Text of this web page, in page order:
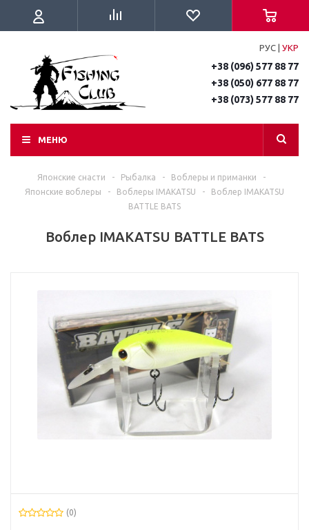
РУС УКР
+38 (096) 577 88 77
+38 (050) 677 88 77
+38 (073) 577 88 77
МЕНЮ
Японские снасти - Рыбалка - Воблеры и приманки
-
Японские воблеры
- Воблеры IMAKATSU -
Воблер IMAKATSU
BATTLE BATS
Воблер IMAKATSU BATTLE BATS
(0)